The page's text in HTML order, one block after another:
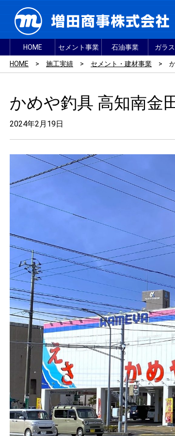
HOME セメント事業 石油事業 ガラ
HOME > 施工実績 > セメント・建材事業 >
かめや釣具 高知南
2024年2月19日